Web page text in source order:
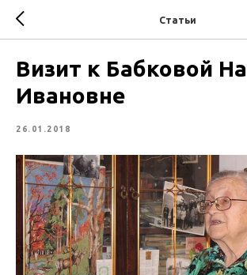
Статьи
Визит к Бабковой
Ивановне
26.01.2018